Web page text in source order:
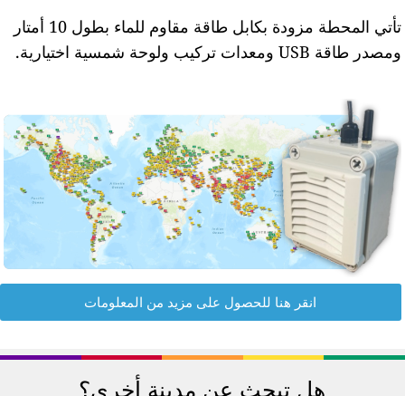
تأتي المحطة مزودة بكابل طاقة مقاوم للماء بطول 10 أمتار
ومصدر طاقة USB ومعدات تركيب ولوحة شمسية اختيارية.
انقر هنا للحصول على مزيد من المعلومات
هل تبحث عن مدينة أخرى؟